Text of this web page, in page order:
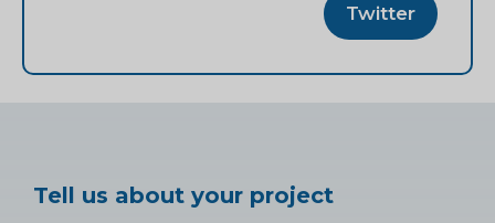
Twitter
Tell us about your project